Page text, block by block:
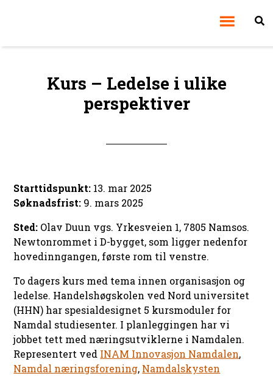
Kurs – Ledelse i ulike
perspektiver
Starttidspunkt: 13. mar 2025
Søknadsfrist: 9. mars 2025
Sted: Olav Duun vgs. Yrkesveien 1, 7805 Namsos.
Newtonrommet i D-bygget, som ligger nedenfor
hovedinngangen, første rom til venstre.
To dagers kurs med tema innen organisasjon og
ledelse. Handelshøgskolen ved Nord universitet
(HHN) har spesialdesignet 5 kursmoduler for
Namdal studiesenter. I planleggingen har vi
jobbet tett med næringsutviklerne i Namdalen.
Representert ved INAM Innovasjon Namdalen,
Namdal næringsforening, Namdalskysten